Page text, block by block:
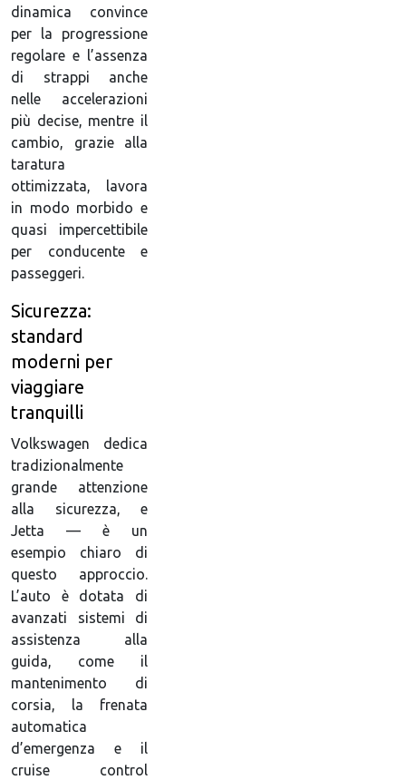
dinamica convince
per la progressione
regolare e l’assenza
di strappi anche
nelle accelerazioni
più decise, mentre il
cambio, grazie alla
taratura
ottimizzata, lavora
in modo morbido e
quasi impercettibile
per conducente e
passeggeri.
Sicurezza:
standard
moderni per
viaggiare
tranquilli
Volkswagen dedica
tradizionalmente
grande attenzione
alla sicurezza, e
Jetta — è un
esempio chiaro di
questo approccio.
L’auto è dotata di
avanzati sistemi di
assistenza alla
guida, come il
mantenimento di
corsia, la frenata
automatica
d’emergenza e il
cruise control